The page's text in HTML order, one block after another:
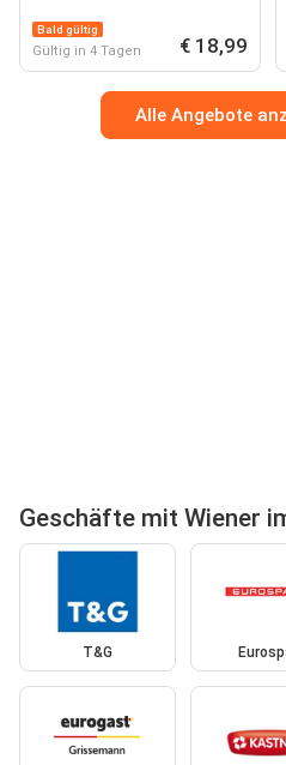
Bald gültig
Gültig in 4 Tagen € 18,99
Alle Angebote
Geschäfte mit Wiener
T&G